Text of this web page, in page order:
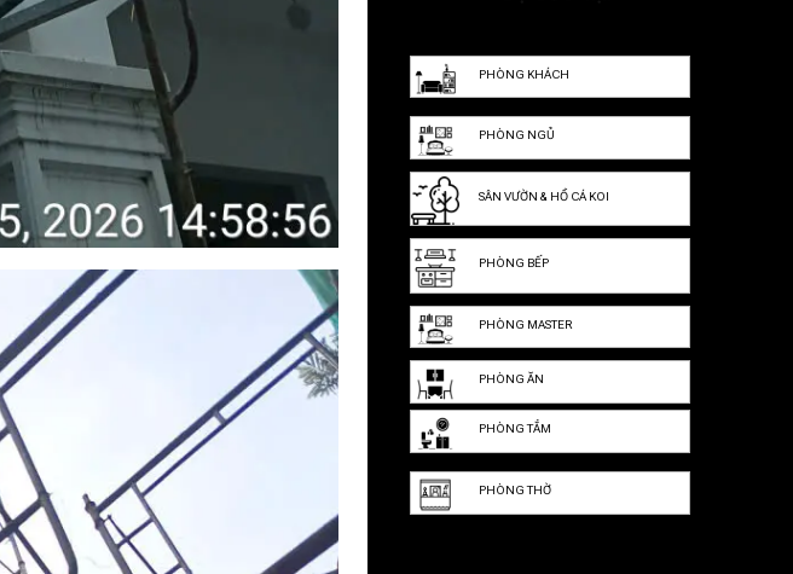
PHÒNG KHÁCH
PHÒNG NGỦ
SÂN VƯỜN & HỒ CÁ KOI
PHÒNG BẾP
PHÒNG MASTER
PHÒNG ĂN
PHÒNG TẮM
PHÒNG THỜ